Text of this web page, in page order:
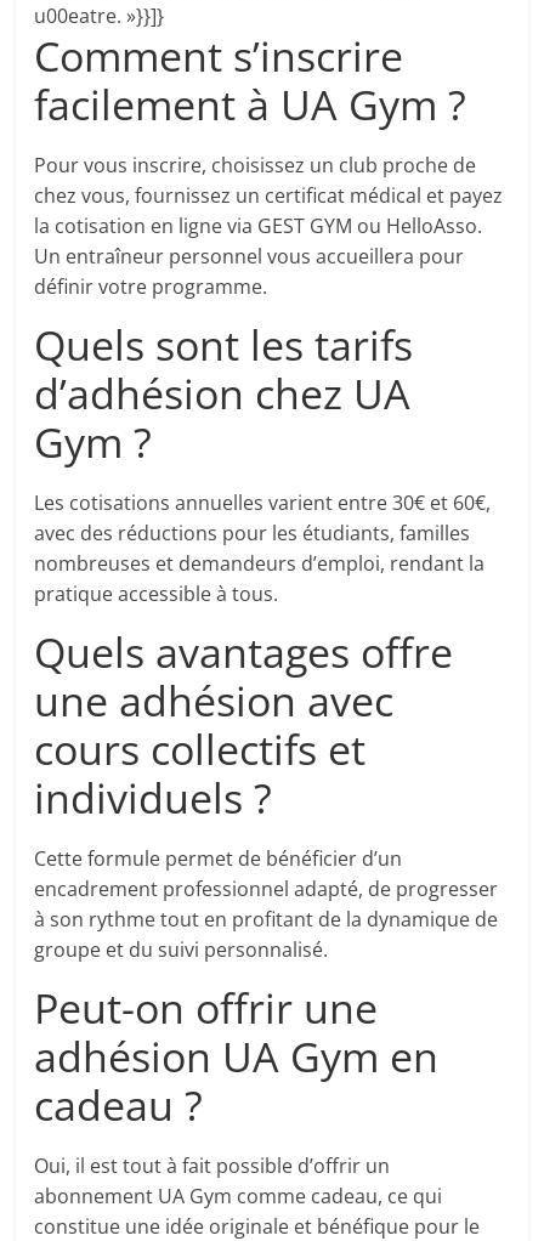
u00eatre. »}}]}
Comment s’inscrire
facilement à UA Gym ?
Pour vous inscrire, choisissez un club proche de
chez vous, fournissez un certificat médical et payez
la cotisation en ligne via GEST GYM ou HelloAsso.
Un entraîneur personnel vous accueillera pour
définir votre programme.
Quels sont les tarifs
d’adhésion chez UA
Gym ?
Les cotisations annuelles varient entre 30€ et 60€,
avec des réductions pour les étudiants, familles
nombreuses et demandeurs d’emploi, rendant la
pratique accessible à tous.
Quels avantages offre
une adhésion avec
cours collectifs et
individuels ?
Cette formule permet de bénéficier d’un
encadrement professionnel adapté, de progresser
à son rythme tout en profitant de la dynamique de
groupe et du suivi personnalisé.
Peut-on offrir une
adhésion UA Gym en
cadeau ?
Oui, il est tout à fait possible d’offrir un
abonnement UA Gym comme cadeau, ce qui
constitue une idée originale et bénéfique pour le